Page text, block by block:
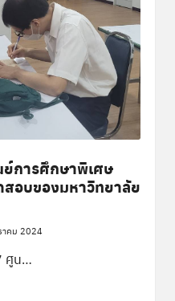
การศึกษา​พิเศษ
อบของม​หาวิทยาลัย
าคม 2024
ศูน…